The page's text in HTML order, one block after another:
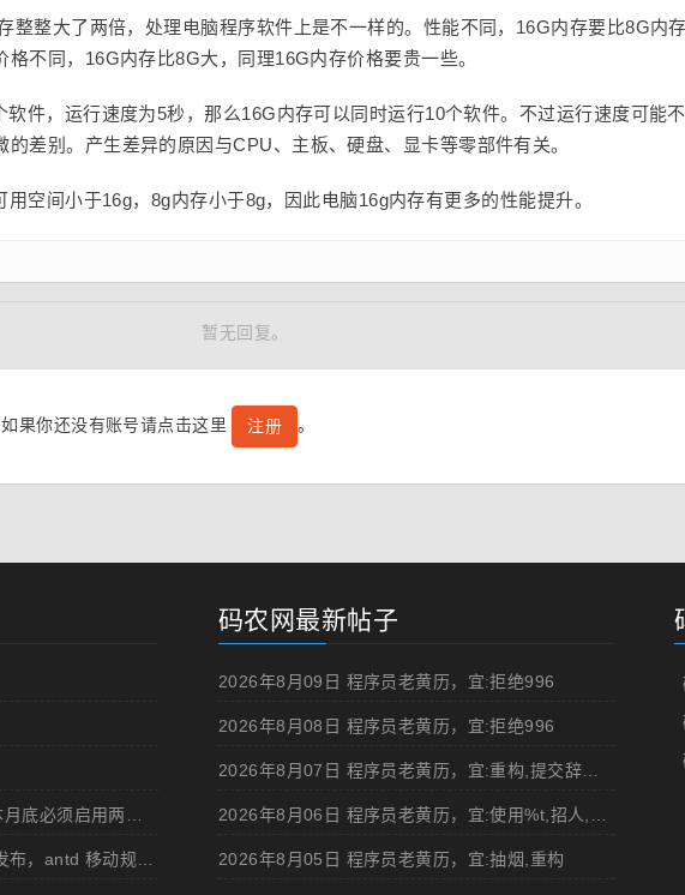
整整大了两倍，处理电脑程序软件上是不一样的。性能不同，16G内存要比8G内
不同，16G内存比8G大，同理16G内存价格要贵一些。
件，运行速度为5秒，那么16G内存可以同时运行10个软件。不过运行速度可能
差别。产生差异的原因与CPU、主板、硬盘、显卡等零部件有关。
空间小于16g，8g内存小于8g，因此电脑16g内存有更多的性能提升。
暂无回复。
果你还没有账号请点击这里 注册 。
码农网最新帖子
2026年8月09日 程序员老黄历，宜:拒绝996
2026年8月08日 程序员老黄历，宜:拒绝996
2026年8月07日 程序员老黄历，宜:重构,提交辞职申请,申请加薪
2026年8月05日 程序员老黄历，宜:抽烟,重构